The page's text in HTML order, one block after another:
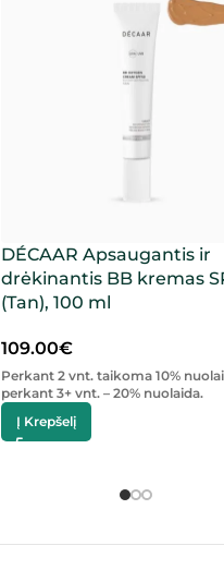
DÉCAAR Apsaugantis ir
drėkinantis BB kremas
(Tan), 100 ml
109.00€
Perkant 2 vnt. taikoma 10%
perkant 3+ vnt. – 20% nuolaida.
Į Krepšelį